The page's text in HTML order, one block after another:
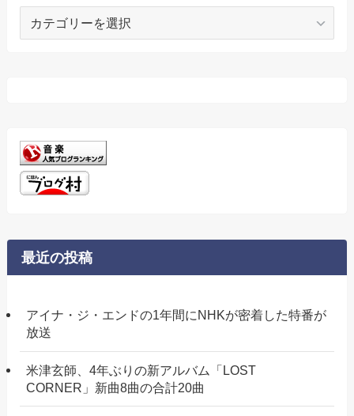
最近の投稿
アイナ・ジ・エンドの1年間にNHKが密着した特番が
放送
米津玄師、4年ぶりの新アルバム「LOST
CORNER」新曲8曲の合計20曲